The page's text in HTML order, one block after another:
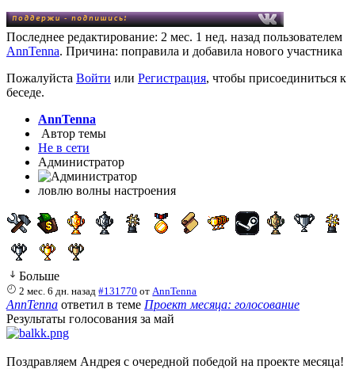
Последнее редактирование: 2 мес. 1 нед. назад пользователем
AnnTenna. Причина: поправила и добавила нового участника
Пожалуйста Войти или Регистрация, чтобы присоединиться к
беседе.
AnnTenna
Автор темы
Не в сети
Администратор
ловлю волны настроения
Больше
2 мес. 6 дн. назад #131770 от AnnTenna
AnnTenna ответил в теме Проект месяца: голосование
Результаты голосования за май
Поздравляем Андрея с очередной победой на проекте месяца!